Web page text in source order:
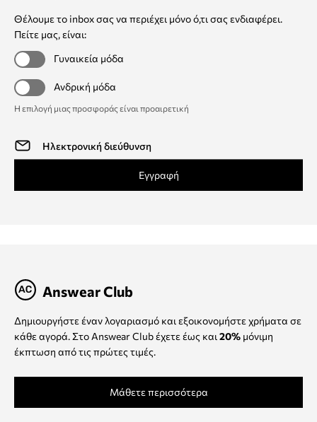
Θέλουμε το inbox σας να περιέχει μόνο ό,τι σας ενδιαφέρει.
Πείτε μας, είναι:
Γυναικεία μόδα
Ανδρική μόδα
Η επιλογή μιας προσφοράς είναι προαιρετική
Εγγραφή
Answear Club
Δημιουργήστε έναν λογαριασμό και εξοικονομήστε χρήματα σε
κάθε αγορά. Στο Answear Club έχετε έως και 20% μόνιμη
έκπτωση από τις πρώτες τιμές.
Μάθετε περισσότερα